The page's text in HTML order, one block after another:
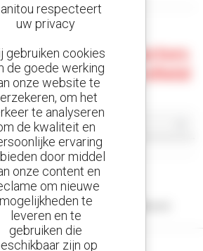
bij Contractors
Inc. - Bakersfield
geen enkel resultaat opgeleverd.
respecteert
uw privacy
gebruiken cookies
de goede werking
onze website te
om het
te analyseren
de kwaliteit en
ervaring
door middel
onze content en
om nieuwe
mogelijkheden te
leveren en te
gebruiken die
zijn op